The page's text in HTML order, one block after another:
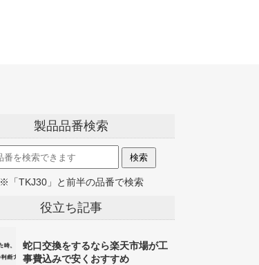
製品品番検索
※「TKJ30」と前半の品番で検索
役立ち記事
蛇口交換をするなら楽天市場が工
事費込みで安くおすすめ